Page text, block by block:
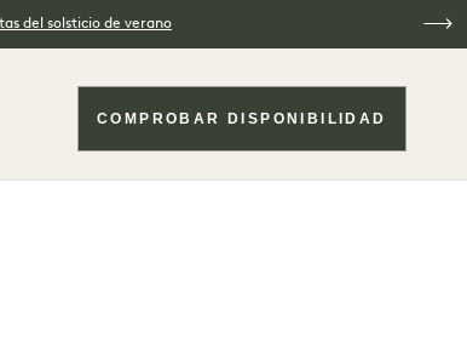
del solsticio de verano
COMPROBAR DISPONIBILIDAD